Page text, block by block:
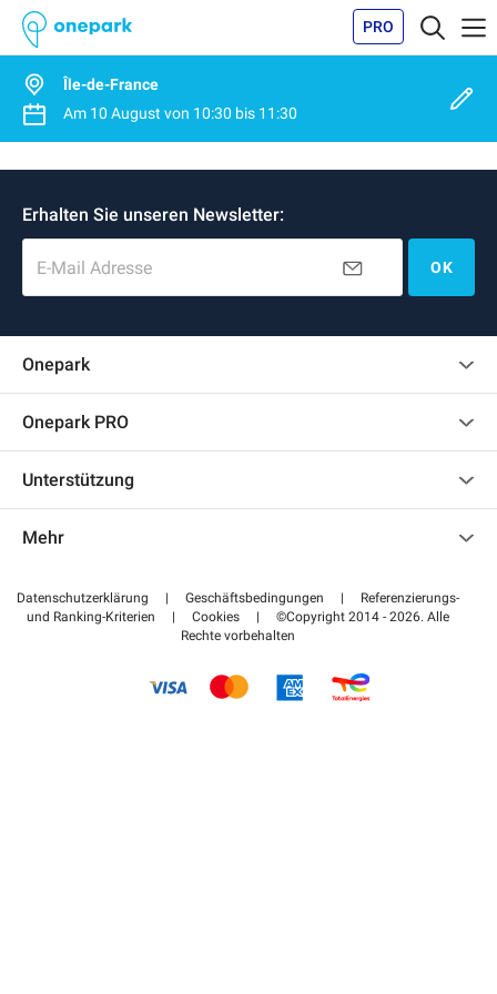
PRO
Île-de-France
Am 10 August von 10:30 bis 11:30
Erhalten Sie unseren Newsletter:
E-Mail Adresse OK
Onepark
Impressum
Onepark PRO
Werden Sie unser Partner
Auf meinen Partnerbereich zugreifen
Unterstützung
Bezahlen Sie Ihren Parkplatz FLOW
Mehr
Datenschutzerklärung | Geschäftsbedingungen |
Referenzierungs-
und Ranking-Kriterien
| Cookies |
©Copyright 2014 - 2026. Alle
Rechte vorbehalten